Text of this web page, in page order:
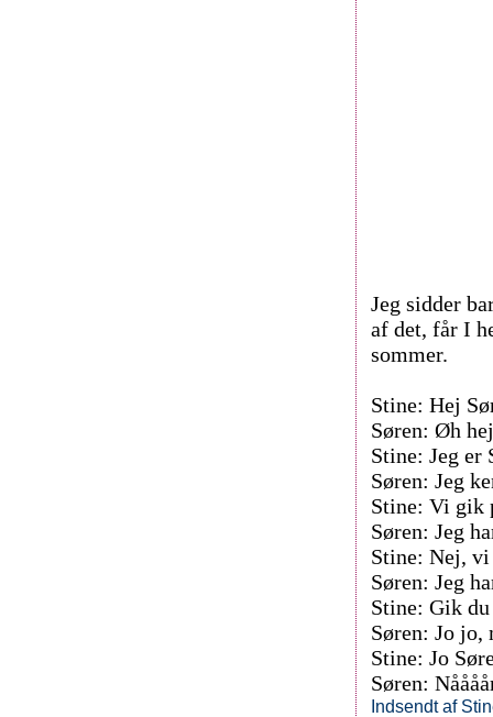
Jeg sidder
af det, får I
sommer.
Stine: Hej
Søren: Øh
Stine: Jeg er
Søren: Jeg
Stine: Vi gik
Søren: Jeg
Stine: Nej, vi
Søren: Jeg
Stine: Gik
Søren: Jo jo,
Stine: Jo
Søren:
Indsendt af